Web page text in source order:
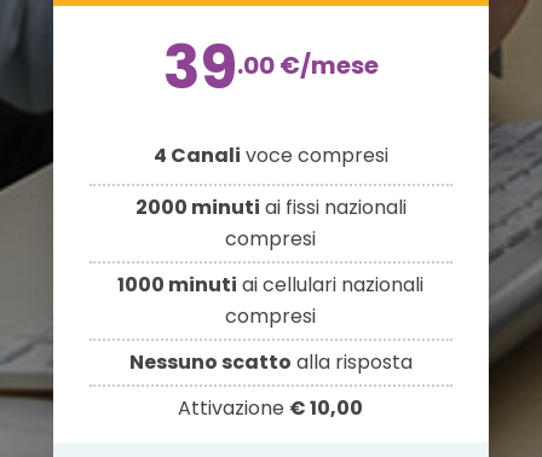
39.00€/mese
4 Canali voce compresi
2000 minuti ai fissi nazionali
compresi
1000 minuti ai cellulari nazionali
compresi
Nessuno scatto alla risposta
Attivazione € 10,00